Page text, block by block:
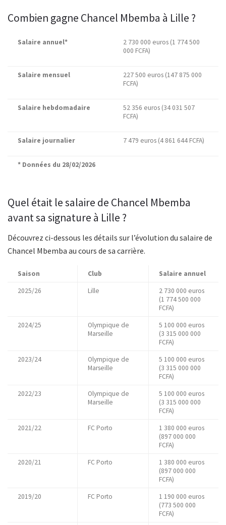
Combien gagne Chancel Mbemba à Lille ?
Salaire annuel*
2 730 000 euros (1 774 500
000 FCFA)
Salaire mensuel
227 500 euros (147 875 000
FCFA)
Salaire hebdomadaire
52 356 euros (34 031 507
FCFA)
Salaire journalier 7 479 euros (4 861 644 FCFA)
* Données du 28/02/2026
Quel était le salaire de Chancel Mbemba
avant sa signature à Lille ?
Découvrez ci-dessous les détails sur l’évolution du salaire de
Chancel Mbemba au cours de sa carrière.
Saison Club
Salaire annuel
2025/26
Lille
2 730 000 euros
(1 774 500 000
FCFA)
2024/25
Olympique de
Marseille
5 100 000 euros
(3 315 000 000
FCFA)
2023/24
Olympique de
Marseille
5 100 000 euros
(3 315 000 000
FCFA)
2022/23
Olympique de
Marseille
5 100 000 euros
(3 315 000 000
FCFA)
2021/22
FC Porto
1 380 000 euros
(897 000 000
FCFA)
2020/21
FC Porto
1 380 000 euros
(897 000 000
FCFA)
2019/20
FC Porto
1 190 000 euros
(773 500 000
FCFA)